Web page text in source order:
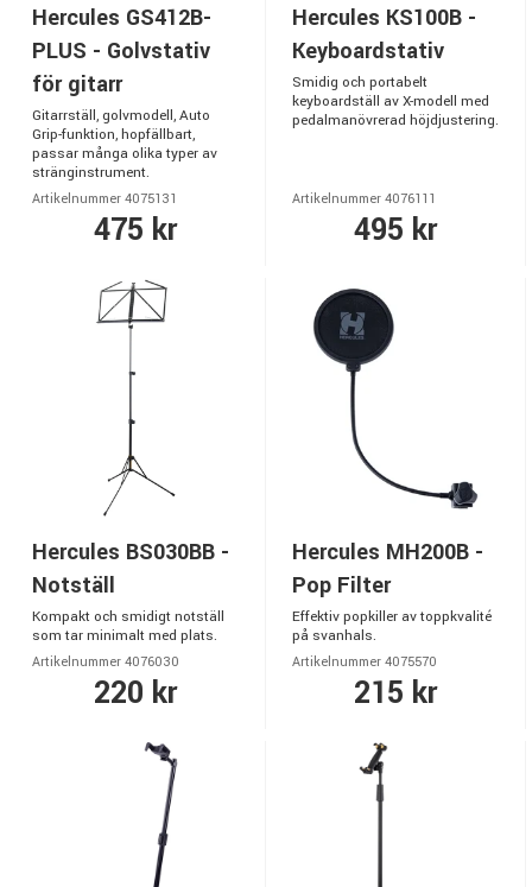
Hercules GS412B-
PLUS - Golvstativ
för gitarr
Gitarrställ, golvmodell, Auto
Grip-funktion, hopfällbart,
passar många olika typer av
stränginstrument.
Artikelnummer 4075131
475 kr
Hercules KS100B -
Keyboardstativ
Smidig och portabelt
keyboardställ av X-modell med
pedalmanövrerad höjdjustering.
Artikelnummer 4076111
495 kr
Hercules BS030BB -
Notställ
Kompakt och smidigt notställ
som tar minimalt med plats.
Artikelnummer 4076030
220 kr
Hercules MH200B -
Pop Filter
Effektiv popkiller av toppkvalité
på svanhals.
Artikelnummer 4075570
215 kr